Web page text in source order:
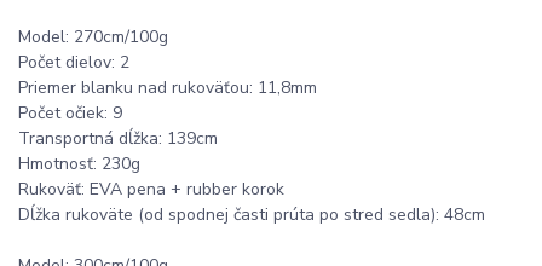
Model: 270cm/100g
Počet dielov: 2
Priemer blanku nad rukoväťou: 11,8mm
Počet očiek: 9
Transportná dĺžka: 139cm
Hmotnosť: 230g
Rukoväť: EVA pena + rubber korok
Dĺžka rukoväte (od spodnej časti prúta po stred sedla): 48cm